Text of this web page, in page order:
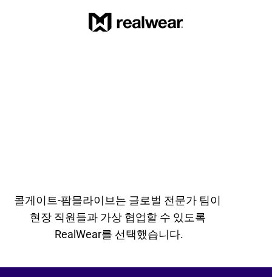
콜게이트-팜믈라이브는 글로벌 전문가 팀이
현장 직원들과 가상 협업할 수 있도록
RealWear를 선택했습니다.